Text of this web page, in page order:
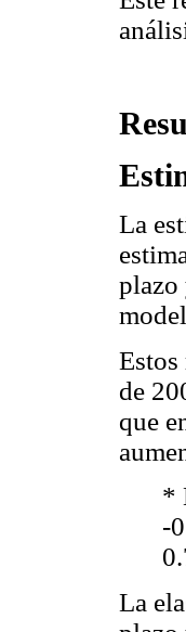
La
plazo
de
que
*
-
La